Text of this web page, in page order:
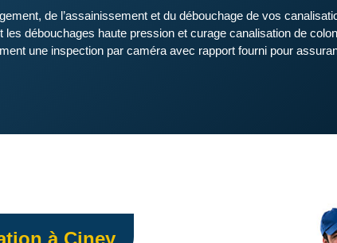
de l’assainissement et du débouchage de vos
débouchages haute pression et curage canalisation de
une inspection par caméra avec rapport fourni pour
à Ciney